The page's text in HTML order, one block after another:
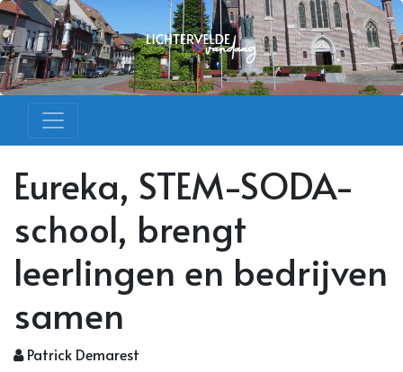
Eureka, STEM-SODA-
school, brengt
leerlingen en bedrijven
samen
Patrick Demarest